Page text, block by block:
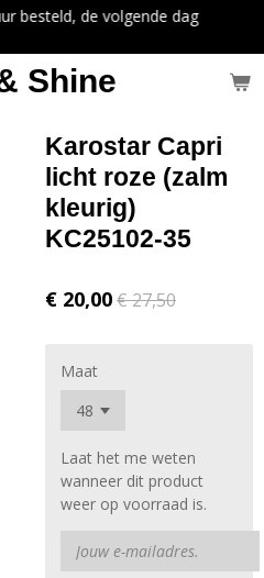
Shine
besteld, de volgende dag
Karostar Capri
licht roze (zalm
kleurig)
KC25102-35
€ 20,00€ 27,50
Maat
Laat het me weten
wanneer dit product
weer op voorraad is.